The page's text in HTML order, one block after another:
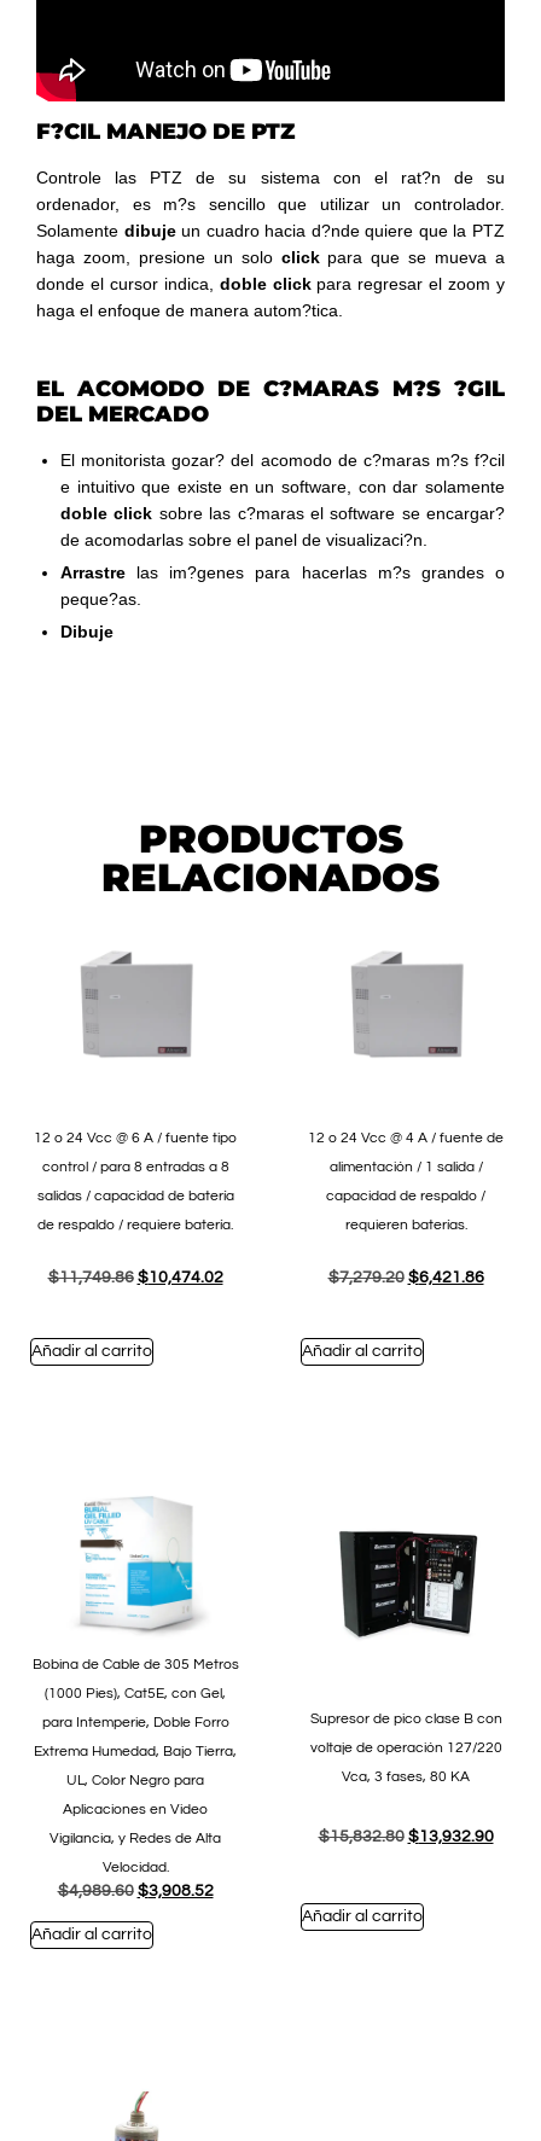
F?CIL MANEJO DE PTZ
Controle las PTZ de su sistema con el rat?n de su
ordenador, es m?s sencillo que utilizar un controlador.
Solamente dibujeun cuadro hacia d?nde quiere que la PTZ
haga zoom, presione un solo clickpara que se mueva a
donde el cursor indica, doble clickpara regresar el zoom y
haga el enfoque de manera autom?tica.
EL ACOMODO DE C?MARAS M?S ?GIL
DEL MERCADO
El monitorista gozar? del acomodo de c?maras m?s f?cil
e intuitivo que existe en un software, con dar solamente
doble click sobre las c?maras el software se encargar?
de acomodarlas sobre el panel de visualizaci?n.
Arrastre las im?genes para hacerlas m?s grandes o
peque?as.
Dibuje
PRODUCTOS
RELACIONADOS
12 o 24 Vcc @ 6 A / fuente tipo
control / para 8 entradas a 8
salidas / capacidad de batería
de respaldo / requiere batería.
$11,749.86 $10,474.02
Añadir al carrito
12 o 24 Vcc @ 4 A / fuente de
alimentación / 1 salida /
capacidad de respaldo /
requieren baterías.
$7,279.20 $6,421.86
Añadir al carrito
Bobina de Cable de 305 Metros
(1000 Pies), Cat5E, con Gel,
para Intemperie, Doble Forro
Extrema Humedad, Bajo Tierra,
UL, Color Negro para
Aplicaciones en Video
Vigilancia, y Redes de Alta
Velocidad.
$4,989.60 $3,908.52
Añadir al carrito
Supresor de pico clase B con
voltaje de operación 127/220
Vca, 3 fases, 80 KA
$15,832.80 $13,932.90
Añadir al carrito